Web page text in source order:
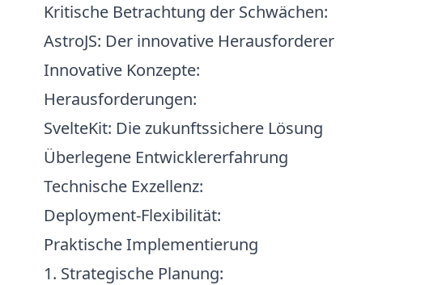
Kritische Betrachtung der Schwächen:
AstroJS: Der innovative Herausforderer
Innovative Konzepte:
Herausforderungen:
SvelteKit: Die zukunftssichere Lösung
Überlegene Entwicklererfahrung
Technische Exzellenz:
Deployment-Flexibilität:
Praktische Implementierung
1. Strategische Planung: